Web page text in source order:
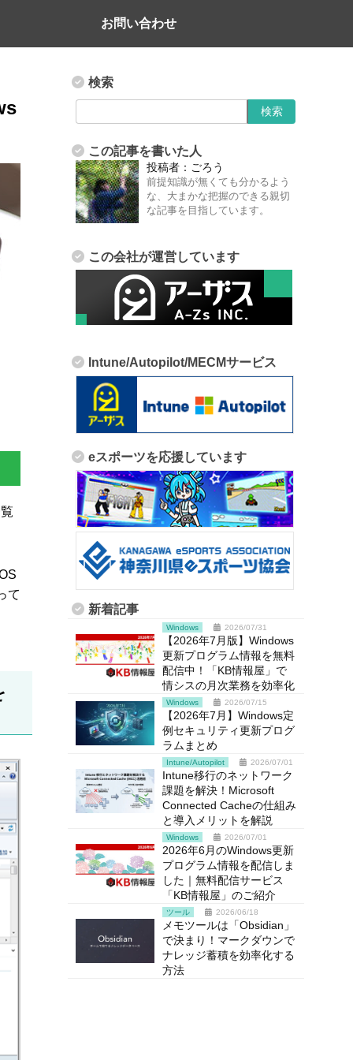
お問い合わせ
て
検索
この記事を書いた人
投稿者： ごろう
前提知識が無くても分かるよう
な、大まかな把握のできる親切
な記事を目指しています。
この会社が運営しています
Intune/Autopilot/MECMサービス
eスポーツを応援しています
新着記事
Windows 2026/07/31
【2026年7月版】Windows
更新プログラム情報を無料
配信中！「KB情報屋」で
情シスの月次業務を効率化
Windows 2026/07/15
【2026年7月】Windows定
例セキュリティ更新プログ
ラムまとめ
Intune/Autopilot 2026/07/01
Intune移行のネットワーク
課題を解決！Microsoft
Connected Cacheの仕組み
と導入メリットを解説
Windows 2026/07/01
2026年6月のWindows更新
プログラム情報を配信しま
した｜無料配信サービス
「KB情報屋」のご紹介
ツール 2026/06/18
メモツールは「Obsidian」
で決まり！マークダウンで
ナレッジ蓄積を効率化する
方法